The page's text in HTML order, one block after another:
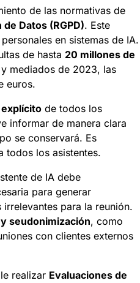
de las normativas de
Datos (RGPD). Este
en sistemas de IA.
de hasta 20 millones de
mediados de 2023, las
euros.
de todos los
informar de manera clara
se conservará. Es
todos los asistentes.
de IA debe
para generar
para la reunión.
seudonimización, como
con clientes externos
realizar Evaluaciones de